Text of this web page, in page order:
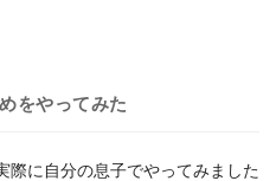
をやってみた
際に自分の息子でやってみました